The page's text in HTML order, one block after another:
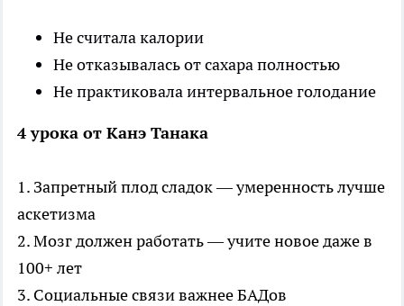
Не считала калории
Не отказывалась от сахара полностью
Не практиковала интервальное голодание
4 урока от Канэ Танака
1. Запретный плод сладок — умеренность лучше
аскетизма
2. Мозг должен работать — учите новое даже в
100+ лет
3. Социальные связи важнее БАДов